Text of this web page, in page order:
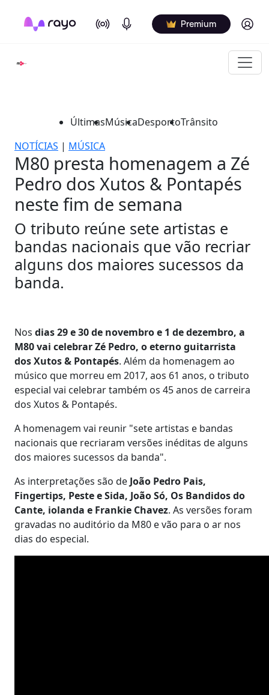
On Air Podcasts Premium Log in
ÚltimasMúsicaDesportoTrânsito
NOTÍCIAS | MÚSICA
M80 presta homenagem a Zé
Pedro dos Xutos & Pontapés
neste fim de semana
O tributo reúne sete artistas e
bandas nacionais que vão recriar
alguns dos maiores sucessos da
banda.
Nos dias 29 e 30 de novembro e 1 de dezembro, a
M80 vai celebrar Zé Pedro, o eterno guitarrista
dos Xutos & Pontapés. Além da homenagem ao
músico que morreu em 2017, aos 61 anos, o tributo
especial vai celebrar também os 45 anos de carreira
dos Xutos & Pontapés.
A homenagem vai reunir "sete artistas e bandas
nacionais que recriaram versões inéditas de alguns
dos maiores sucessos da banda".
As interpretações são de João Pedro Pais,
Fingertips, Peste e Sida, João Só, Os Bandidos do
Cante, iolanda e Frankie Chavez. As versões foram
gravadas no auditório da M80 e vão para o ar nos
dias do especial.